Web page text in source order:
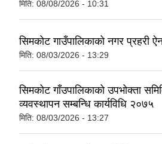
मिति: 08/08/2026 - 10:31
सिमकोट गाउँपालिकाको नगर प्रहरी
मिति: 08/03/2026 - 13:29
सिमकोट गाँउपालिकाको उपभोक्ता
व्यवस्थापन सम्बन्धि कार्यविधि २०७५
मिति: 08/03/2026 - 13:27